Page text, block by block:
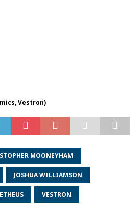
Vestron)
MOONEYHAM
JOSHUA WILLIAMSON
VESTRON